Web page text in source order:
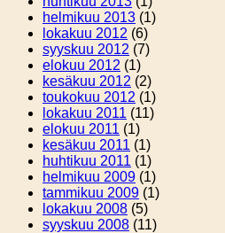
helmikuu 2013 (1)
lokakuu 2012 (6)
syyskuu 2012 (7)
elokuu 2012 (1)
kesäkuu 2012 (2)
toukokuu 2012 (1)
lokakuu 2011 (11)
elokuu 2011 (1)
kesäkuu 2011 (1)
huhtikuu 2011 (1)
helmikuu 2009 (1)
tammikuu 2009 (1)
lokakuu 2008 (5)
syyskuu 2008 (11)